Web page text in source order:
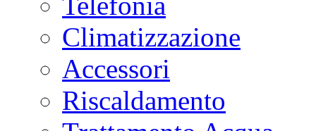
Climatizzazione
Accessori
Riscaldamento